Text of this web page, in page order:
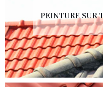
PEINTURE SUR